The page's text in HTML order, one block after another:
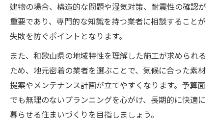
建物の場合、構造的な問題や湿気対策、耐震性の確認が
重要であり、専門的な知識を持つ業者に相談することが
失敗を防ぐポイントとなります。
また、和歌山県の地域特性を理解した施工が求められる
ため、地元密着の業者を選ぶことで、気候に合った素材
提案やメンテナンス計画が立てやすくなります。予算面
でも無理のないプランニングを心がけ、長期的に快適に
暮らせる住まいづくりを目指しましょう。